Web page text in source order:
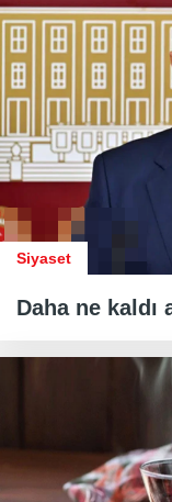
Siyaset
Daha ne kaldı